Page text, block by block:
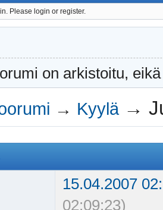
Please login or register.
on arkistoitu,
→ Kyylä →
15.04.2007
02:09:23)